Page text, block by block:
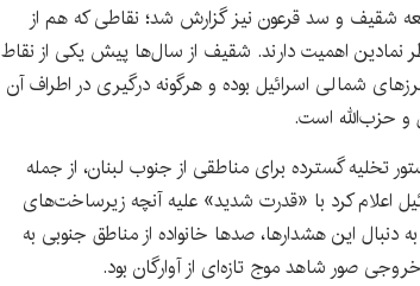
شقیف و سد قرعون نیز گزارش شد؛ نقاطی که هم از
نمادین اهمیت دارند. شقیف از سال‌ها پیش یکی از نقاط
شمالی اسرائیل بوده و هرگونه درگیری در اطراف آن
و حزب‌الله است.
اسرائیل دستور تخلیه گسترده برای مناطقی از جنوب لبنان، از جمله
اعلام کرد با «قدرت شدید» علیه آنچه زیرساخت‌های
دنبال این هشدارها، صدها خانواده از مناطق جنوبی به
صور شاهد موج تازه‌ای از آوارگان بود.